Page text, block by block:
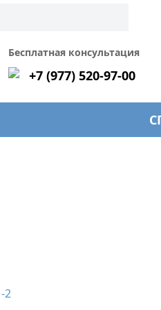
Бесплатная консультация
+7 (977) 520-97-00
2